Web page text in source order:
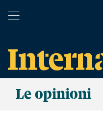
Le opinioni